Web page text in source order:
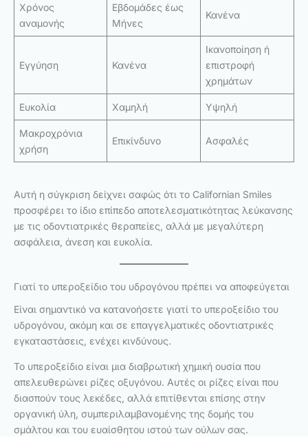
Χρόνος
αναμονής
Εβδομάδες έως
Μήνες
Κανένα
Εγγύηση Κανένα
Ικανοποίηση ή
επιστροφή
χρημάτων
Ευκολία Χαμηλή Υψηλή
Μακροχρόνια
χρήση
Επικίνδυνο Ασφαλές
Αυτή η σύγκριση δείχνει σαφώς ότι το Californian Smiles
προσφέρει το ίδιο επίπεδο αποτελεσματικότητας λεύκανσης
με τις οδοντιατρικές θεραπείες, αλλά με μεγαλύτερη
ασφάλεια, άνεση και ευκολία.
Γιατί το υπεροξείδιο του υδρογόνου πρέπει να αποφεύγεται
Είναι σημαντικό να κατανοήσετε γιατί το υπεροξείδιο του
υδρογόνου, ακόμη και σε επαγγελματικές οδοντιατρικές
εγκαταστάσεις, ενέχει κινδύνους.
Το υπεροξείδιο είναι μια διαβρωτική χημική ουσία που
απελευθερώνει ρίζες οξυγόνου. Αυτές οι ρίζες είναι που
διασπούν τους λεκέδες, αλλά επιτίθενται επίσης στην
οργανική ύλη, συμπεριλαμβανομένης της δομής του
σμάλτου και του ευαίσθητου ιστού των ούλων σας.